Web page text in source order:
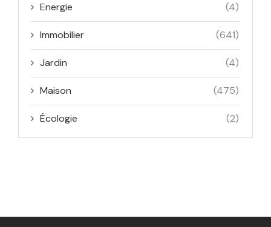
Energie (4)
Immobilier (641)
Jardin (4)
Maison (475)
Écologie (2)